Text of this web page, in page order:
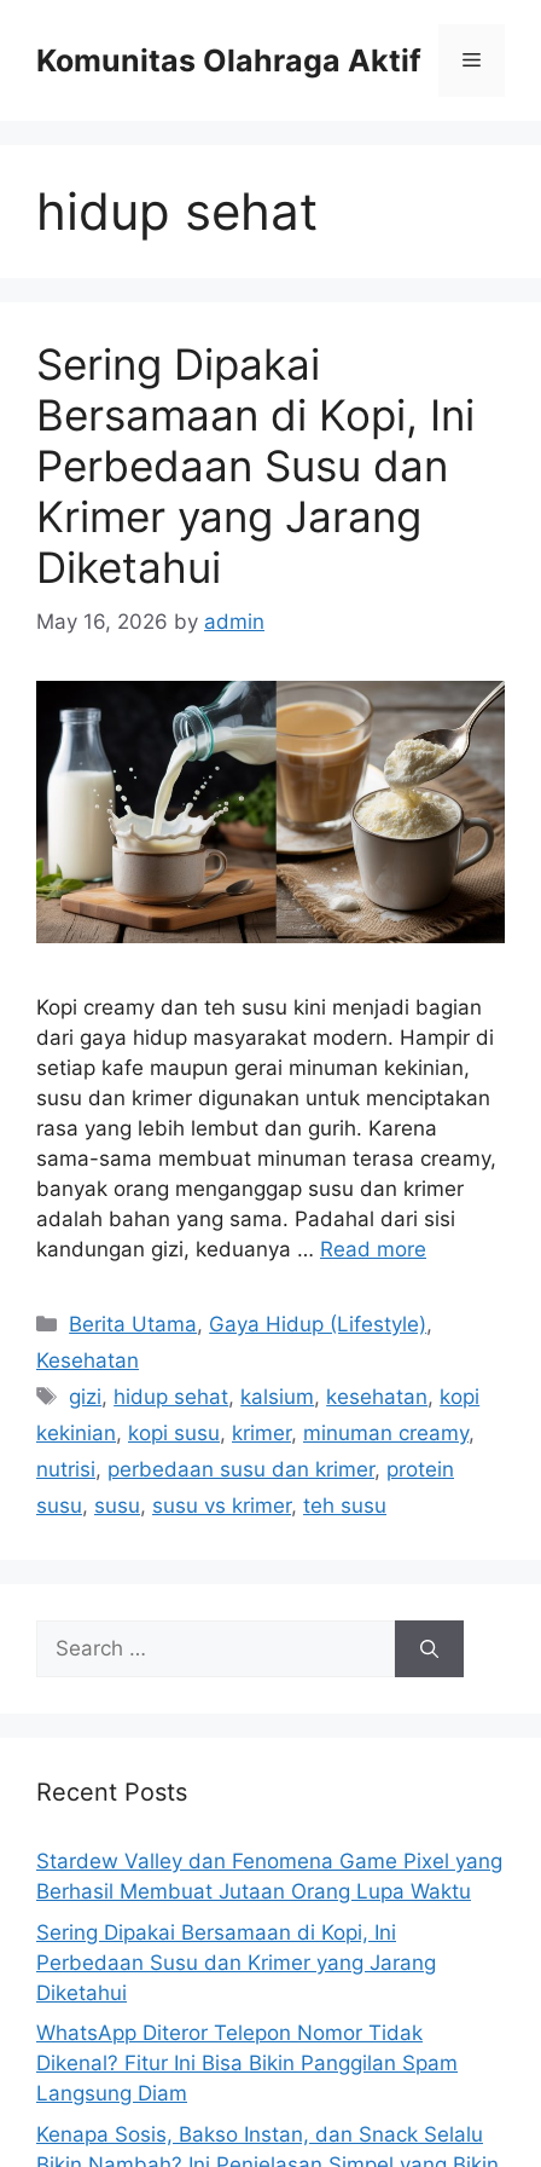
contentKomunitas Olahraga Aktif Menu
hidup sehat
Sering Dipakai
Bersamaan di Kopi, Ini
Perbedaan Susu dan
Krimer yang Jarang
Diketahui
May 16, 2026 by admin
Kopi creamy dan teh susu kini menjadi bagian
dari gaya hidup masyarakat modern. Hampir di
setiap kafe maupun gerai minuman kekinian,
susu dan krimer digunakan untuk menciptakan
rasa yang lebih lembut dan gurih. Karena
sama-sama membuat minuman terasa creamy,
banyak orang menganggap susu dan krimer
adalah bahan yang sama. Padahal dari sisi
kandungan gizi, keduanya … Read more
C
a
e
g
o
r
Berita Utama, Gaya Hidup (Lifestyle),
Kesehatan
T
a
s
gizi, hidup sehat, kalsium, kesehatan, kopi
kekinian, kopi susu, krimer, minuman creamy,
nutrisi, perbedaan susu dan krimer, protein
susu, susu, susu vs krimer, teh susu
h
r
:
Recent Posts
Stardew Valley dan Fenomena Game Pixel yang
Berhasil Membuat Jutaan Orang Lupa Waktu
Sering Dipakai Bersamaan di Kopi, Ini
Perbedaan Susu dan Krimer yang Jarang
Diketahui
WhatsApp Diteror Telepon Nomor Tidak
Dikenal? Fitur Ini Bisa Bikin Panggilan Spam
Langsung Diam
Kenapa Sosis, Bakso Instan, dan Snack Selalu